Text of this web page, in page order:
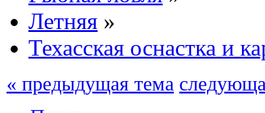
Летняя »
Техасская оснастка и
« предыдущая тема